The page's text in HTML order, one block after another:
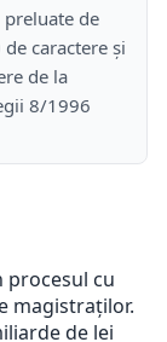
de
caractere și
de la
8/1996
procesul cu
magistraților.
de lei